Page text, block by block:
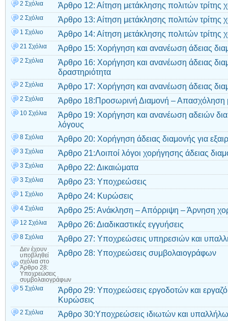
2 Σχόλια Άρθρο 12: Αίτηση μετάκλησης πολιτών τρίτης
2 Σχόλια Άρθρο 13: Αίτηση μετάκλησης πολιτών τρίτης
1 Σχόλιο Άρθρο 14: Αίτηση μετάκλησης πολιτών τρίτης
21 Σχόλια Άρθρο 15: Χορήγηση και ανανέωση άδειας
2 Σχόλια
Άρθρο 16: Χορήγηση και ανανέωση άδειας
δραστηριότητα
2 Σχόλια Άρθρο 17: Χορήγηση και ανανέωση άδειας
2 Σχόλια Άρθρο 18:Προσωρινή Διαμονή – Απασχόληση
10 Σχόλια
Άρθρο 19: Χορήγηση και ανανέωση αδειών
λόγους
8 Σχόλια Άρθρο 20: Χορήγηση άδειας διαμονής για
3 Σχόλια Άρθρο 21:Λοιποί λόγοι χορήγησης άδειας
3 Σχόλια Άρθρο 22: Δικαιώματα
3 Σχόλια Άρθρο 23: Υποχρεώσεις
1 Σχόλιο Άρθρο 24: Κυρώσεις
4 Σχόλια Άρθρο 25: Ανάκληση – Απόρριψη – Άρνηση
12 Σχόλια Άρθρο 26: Διαδικαστικές εγγυήσεις
8 Σχόλια Άρθρο 27: Υποχρεώσεις υπηρεσιών και
Δεν έχουν
υποβληθεί
σχόλια στο
Άρθρο 28:
Υποχρεώσεις
συμβολαιογράφων
Άρθρο 28: Υποχρεώσεις συμβολαιογράφων
5 Σχόλια
Άρθρο 29: Υποχρεώσεις εργοδοτών και
Κυρώσεις
2 Σχόλια Άρθρο 30:Υποχρεώσεις ιδιωτών και